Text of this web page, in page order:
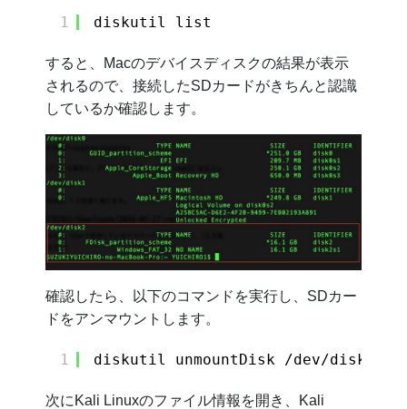
1 diskutil list
すると、Macのデバイスディスクの結果が表示
されるので、接続したSDカードがきちんと認識
しているか確認します。
確認したら、以下のコマンドを実行し、SDカー
ドをアンマウントします。
1 diskutil unmountDisk /dev/disk2
次にKali Linuxのファイル情報を開き、Kali